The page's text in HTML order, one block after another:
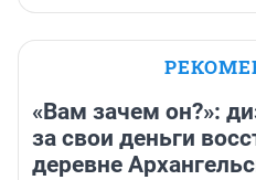
«Вам зачем он?»:
за свои деньги
деревне